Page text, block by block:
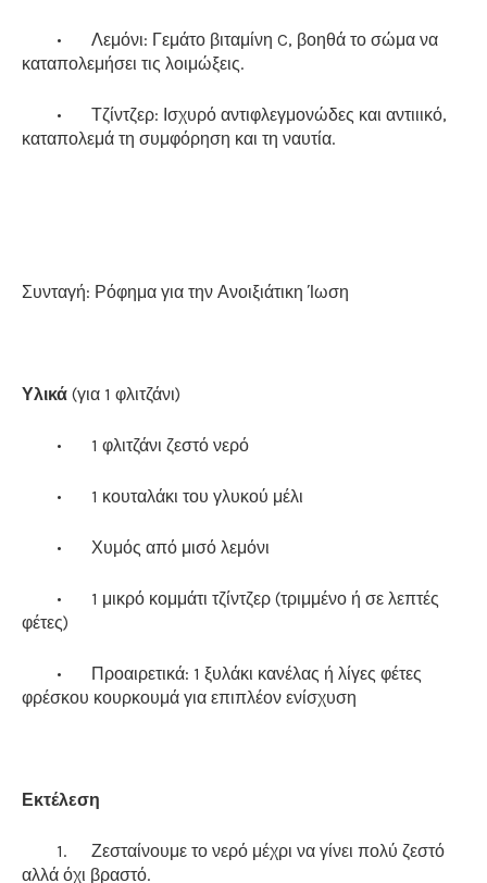
•
Λεμόνι: Γεμάτο βιταμίνη C, βοηθά το σώμα να
καταπολεμήσει τις λοιμώξεις.
•
Τζίντζερ: Ισχυρό αντιφλεγμονώδες και αντιιικό,
καταπολεμά τη συμφόρηση και τη ναυτία.
Συνταγή: Ρόφημα για την Ανοιξιάτικη Ίωση
Υλικά (για 1 φλιτζάνι)
• 1 φλιτζάνι ζεστό νερό
• 1 κουταλάκι του γλυκού μέλι
• Χυμός από μισό λεμόνι
•
1 μικρό κομμάτι τζίντζερ (τριμμένο ή σε λεπτές
φέτες)
•
Προαιρετικά: 1 ξυλάκι κανέλας ή λίγες φέτες
φρέσκου κουρκουμά για επιπλέον ενίσχυση
Εκτέλεση
1.
Ζεσταίνουμε το νερό μέχρι να γίνει πολύ ζεστό
αλλά όχι βραστό.